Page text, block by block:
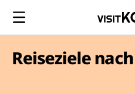
Reiseziele